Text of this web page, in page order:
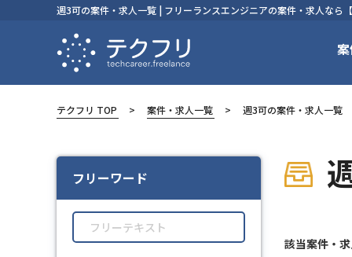
週3可の案件・求人一覧 | フリーランスエンジニアの案件・求人なら
テクフリ TOP 案件・求人一覧 週3可の案件・求人一覧
フリーワード
該当案件・